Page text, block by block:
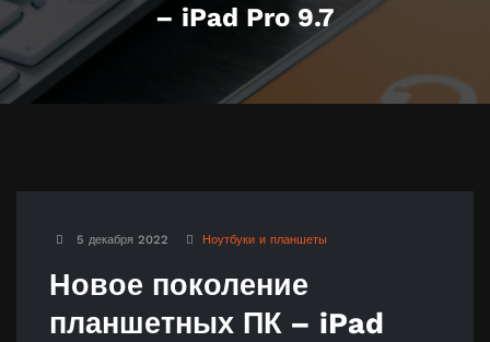
– iPad Pro 9.7
5 декабря 2022 Ноутбуки и планшеты
Новое поколение
планшетных ПК – iPad